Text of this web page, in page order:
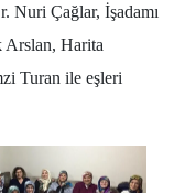
Nuri Çağlar, İşadamı
Arslan, Harita
Turan ile eşleri